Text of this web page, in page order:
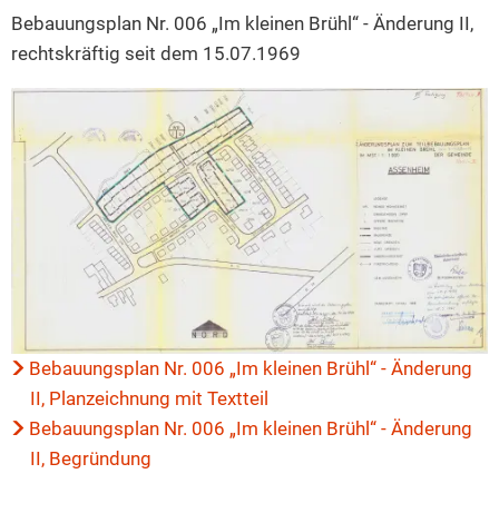
006
„Im
kleinen
Brühl“
Änderung
Bebauungsplan Nr. 006 „Im kleinen Brühl“ - Änderung II,
rechtskräftig seit dem 15.07.1969
Bebauungsplan Nr. 006 „Im kleinen Brühl“ - Änderung
II, Planzeichnung mit Textteil
Bebauungsplan Nr. 006 „Im kleinen Brühl“ - Änderung
II, Begründung